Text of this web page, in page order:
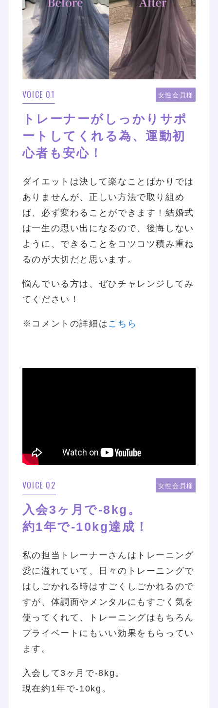
VOICE 01 女性会員様
トレーナーがしっかりサポ
ートしてくれる為、運動初
心者も安心！
ダイエットは決して楽なことばかりでは
ありませんが、正しい方法で取り組め
ば、必ず変わることができます！結婚式
は一生の思い出になるので、後悔しない
ように、できることをコツコツ積み重ね
るのが大切だと思います。
悩んでいる方は、ぜひチャレンジしてみ
てください！
※コメントの詳細は こちら
VOICE 02 女性会員様
入会3ヶ月で-8kg。
約1年で-10kg達成！
私の担当トレーナーさんはトレーニング
愛に溢れていて、日々のトレーニングで
はしごかれる時はすごくしごかれるので
すが、体調面やメンタルにもすごく気を
使ってくれて、トレーニングはもちろん
プライベートにもいい効果をもらってい
ます。
入会して3ヶ月で-8kg。
現在約1年で-10kg。